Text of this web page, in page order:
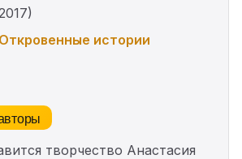
истории
творчество Анастасия